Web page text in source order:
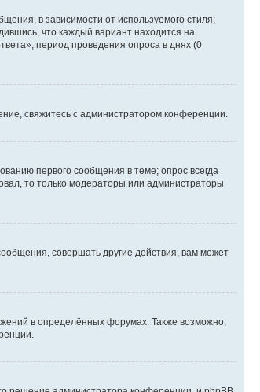
в зависимости от используемого стиля;
что каждый вариант находится на
период проведения опроса в днях (0
свяжитесь с администратором конференции.
первого сообщения в теме; опрос всегда
то только модераторы или администраторы
совершать другие действия, вам может
в определённых форумах. Также возможно,